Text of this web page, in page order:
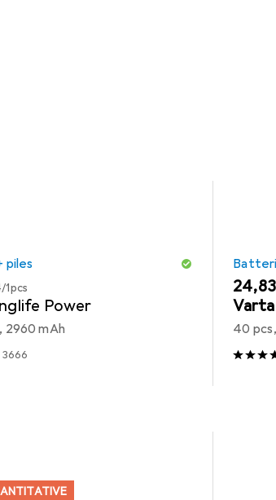
EMW-500ML des catégories Tapis de
piles
/1pcs
Power
2960 mAh
3666
EUR
24,83
Varta
40